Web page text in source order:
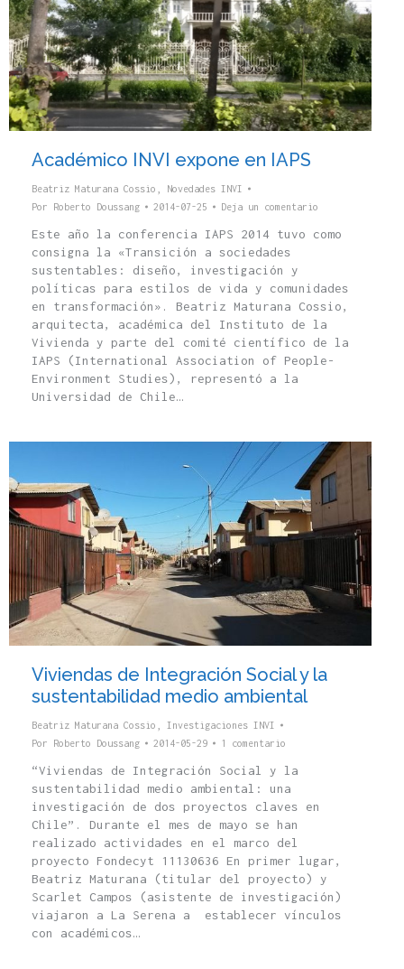
Académico INVI expone en IAPS
Beatriz Maturana Cossio
Novedades INVI
Por Roberto Doussang 2014-07-25 Deja un comentario
Este año la conferencia IAPS 2014 tuvo como
consigna la «Transición a sociedades
sustentables: diseño, investigación y
políticas para estilos de vida y comunidades
en transformación». Beatriz Maturana Cossio,
arquitecta, académica del Instituto de la
Vivienda y parte del comité científico de la
IAPS (International Association of People-
Environment Studies), representó a la
Universidad de Chile…
Viviendas de Integración Social y la
sustentabilidad medio ambiental
Beatriz Maturana Cossio , Investigaciones INVI
Por
Roberto Doussang 2014-05-29 1 comentario
“Viviendas de Integración Social y la
sustentabilidad medio ambiental: una
investigación de dos proyectos claves en
Chile”. Durante el mes de mayo se han
realizado actividades en el marco del
proyecto Fondecyt 11130636 En primer lugar,
Beatriz Maturana (titular del proyecto) y
Scarlet Campos (asistente de investigación)
viajaron a La Serena a establecer vínculos
con académicos…